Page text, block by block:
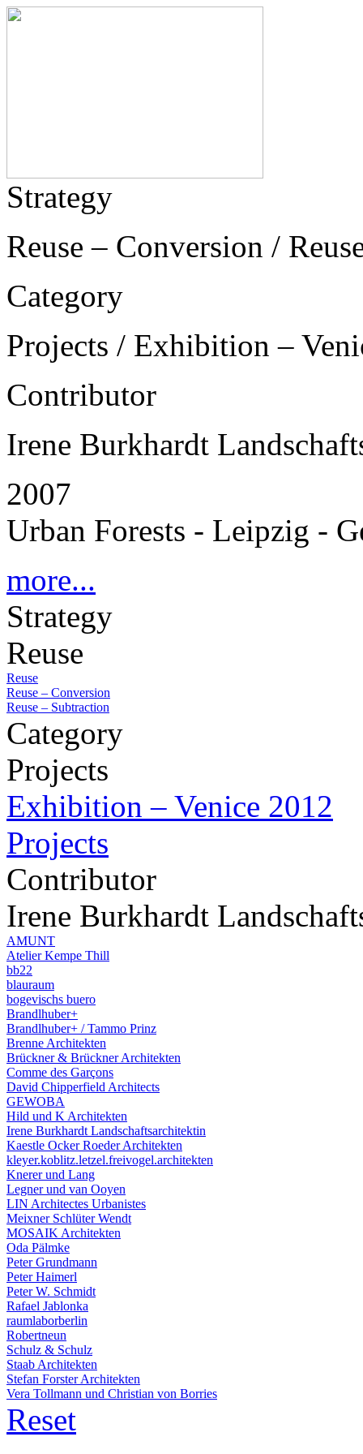
Strategy
Reuse – Conversion /
Category
Projects / Exhibition –
Contributor
Irene Burkhardt
2007
Urban Forests - Leipzig -
more...
Strategy
Reuse
Reuse
Reuse – Conversion
Reuse – Subtraction
Category
Projects
Exhibition – Venice 2012
Projects
Contributor
Irene Burkhardt
AMUNT
Atelier Kempe Thill
bb22
blauraum
bogevischs buero
Brandlhuber+
Brandlhuber+ / Tammo Prinz
Brenne Architekten
Brückner & Brückner Architekten
Comme des Garçons
David Chipperfield Architects
GEWOBA
Hild und K Architekten
Irene Burkhardt Landschaftsarchitektin
Kaestle Ocker Roeder Architekten
kleyer.koblitz.letzel.freivogel.architekten
Knerer und Lang
Legner und van Ooyen
LIN Architectes Urbanistes
Meixner Schlüter Wendt
MOSAIK Architekten
Oda Pälmke
Peter Grundmann
Peter Haimerl
Peter W. Schmidt
Rafael Jablonka
raumlaborberlin
Robertneun
Schulz & Schulz
Staab Architekten
Stefan Forster Architekten
Vera Tollmann und Christian von Borries
Reset